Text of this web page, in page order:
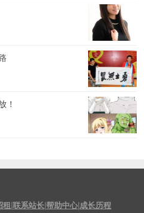
！
租|联系站长|帮助中心|成长历程